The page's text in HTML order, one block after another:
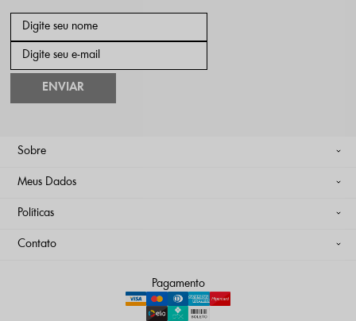
ENVIAR
Sobre
Meus Dados
Políticas
Contato
Pagamento